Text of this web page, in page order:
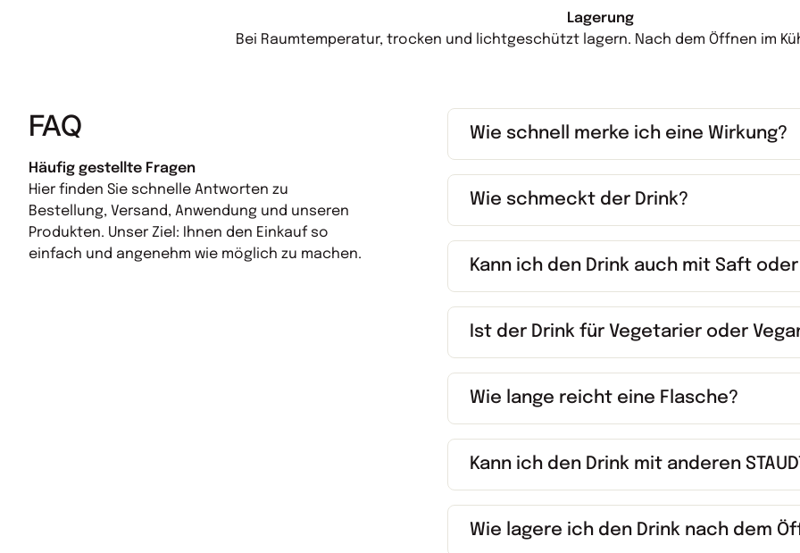
Lagerung
Bei Raumtemperatur, trocken und lichtgeschützt lagern. Nach dem Öffnen im
FAQ
Häufig gestellte Fragen
Hier finden Sie schnelle Antworten zu
Bestellung, Versand, Anwendung und unseren
Produkten. Unser Ziel: Ihnen den Einkauf so
einfach und angenehm wie möglich zu machen.
Wie schnell merke ich eine Wirkung?
Wie schmeckt der Drink?
Kann ich den Drink auch mit Saft
Ist der Drink für Vegetarier oder
Wie lange reicht eine Flasche?
Kann ich den Drink mit anderen
Wie lagere ich den Drink nach dem